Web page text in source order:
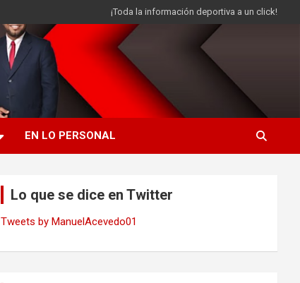
¡Toda la información deportiva a un click!
EN LO PERSONAL
Lo que se dice en Twitter
Tweets by ManuelAcevedo01